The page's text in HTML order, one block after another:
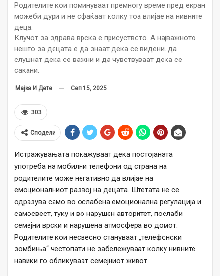
Родителите кои поминуваат премногу време пред екран
можеби дури и не сфаќаат колку тоа влијае на нивните
деца.
Клучот за здрава врска е присуството. А најважното
нешто за децата е да знаат дека се видени, да
слушнат дека се важни и да чувствуваат дека се
сакани.
Мајка И Дете Сеп 15, 2025
303
Сподели
Истражувањата покажуваат дека постојаната
употреба на мобилни телефони од страна на
родителите може негативно да влијае на
емоционалниот развој на децата. Штетата не се
одразува само во ослабена емоционална регулација и
самосвест, туку и во нарушен авторитет, послаби
семејни врски и нарушена атмосфера во домот.
Родителите кои несвесно стануваат „телефонски
зомбиња“ честопати не забележуваат колку нивните
навики го обликуваат семејниот живот.